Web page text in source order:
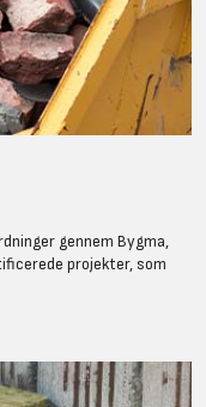
gennem Bygma,
projekter, som